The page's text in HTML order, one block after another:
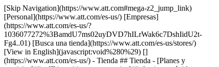
[Skip Navigation](https://www.att.com#mega-z2_jump_link) [Personal](https://www.att.com/es-us/) [Empresas](https://www.att.com/es-us/?1036077272%3BamdU7ms02uyDVD7hILrWak6c7DshIidU2t-Fg4..01) [Busca una tienda](https://www.att.com/es-us/stores/) [View in English](javascript:void%280%29) [](https://www.att.com/es-us/) - Tienda ## Tienda - [Planes y servicios](#) - [Dispositivos y accesorios](#) Acciones rápidas [Cambia](https://www.att.com/es-us/upgrade/) [Añade una línea](https://www.att.com/es-us/plans/add-a-line/) [Trae tu propio teléfono](https://www.att.com/es-us/wireless/byod/) [Cambia y ahorra](https://www.att.com/es-us/wireless/switch-and-save/) ### Paquetes - [Explorar paquetes](https://www.att.com/es-us/bundles/) - [AT&T OneConnect](https://www.att.com/es-us/oneconnect/) - [Internet + servicio móvil](https://www.att.com/es-us/bundles/internet-wireless/) - [Internet + teléfono residencial](https://www.att.com/es-us/home-phone/) - [Clientes 55+](https://www.att.com/es-us/bundles/55-plus-internet-wireless/) ### Móvil - [Explora servicio móvil](https://www.att.com/es-us/wireless/) - [Planes de teléfonos](https://www.att.com/es-us/plans/wireless/) - [Build-A-Plan](https://www.att.com/es-us/plans/build-a-plan/) - [Cobertura de la red](https://www.att.com/es-us/maps/wireless-coverage.html) - [Prepago](https://www.att.com/es-us/prepaid/) - [Adicionales internacionales](https://www.att.com/es-us/international/) - [Auto conectado](https://www.att.com/es-us/plans/connected-car/) ### Internet residencial - [Explora internet residencial](https://www.att.com/es-us/internet/) - [Ve la disponibilidad](https://www.att.com/es-us/buy/internet/plans/) - [AT&T Fiber](https://www.att.com/es-us/internet/fiber/) - [AT&T Internet Air](https://www.att.com/es-us/internet/internet-air/) - [Teléfono residencial](https://www.att.com/es-us/home-phone/services/) [__Ahorra a lo grande en todo__ __regreso a clases__ \ Ver ofertas](https://www.att.com/es-us/deals/back-to-school/) Últimas novedades [Samsung Galaxy Z Fold8](https://www.att.com/es-us/buy/phones/samsung-galaxy-z-fold8.html) [iPhone 17 Pro](https://www.att.com/es-us/buy/phones/apple-iphone-17-pro.html) [AirPods Pro 3](https://www.att.com/es-us/buy/accessories/Headphones/apple-airpods-pro-3.html) [Google Pixel 10 Pro](https://www.att.com/es-us/buy/phones/google-pixel-10-pro.html) ### Dispositivos - [Teléfonos](https://www.att.com/es-us/buy/phones/) - [Teléfonos prepagados](https://www.att.com/es-us/buy/prepaid-phones/) - [Tablets](https://www.att.com/es-us/buy/tablets/) - [Relojes inteligentes](https://www.att.com/es-us/buy/wearables/) - [Usado certificado de AT&T](https://www.att.com/es-us/buy/phones/browse/att-certified-preowned) ### Accesorios - [Ver todos los accesorios](https://www.att.com/es-us/accessories/) - [Estuches](https://www.att.com/es-us/buy/accessories/browse/cases/) - [Cargadores](https://www.att.com/es-us/buy/accessories/browse/chargers/) - [Protector para pantalla](https://www.att.com/es-us/buy/accessories/browse/screen-protectors/) - [Audífonos](https://www.att.com/es-us/buy/accessories/browse/headphones/) ### Brands - [Apple](https://www.att.com/es-us/buy/phones/browse/apple/) - [Samsung](https://www.att.com/es-us/buy/phones/browse/samsung/) - [Motorola](https://www.att.com/es-us/buy/phones/browse/motorola/) - [Google](https://www.att.com/es-us/buy/phones/browse/google/) - [Meta](https://www.att.com/es-us/buy/accessories/browse/all/meta/) [__Obtén el nuevo Samsung Galaxy Z Fold8 por $0 con intercambio elegible__ \ Compra ahora](https://www.att.com/es-us/buy/phones/samsung-galaxy-z-fold8.html) - Ofertas ## Ofertas - [Nuevos y destacados](#) - [Descuentos para clientes](#) Destacados [Ve todas las ofertas](https://www.att.com/es-us/deals/) [Ofertas de servicio móvil](https://www.att.com/es-us/deals/cell-phone-deals/) [Ofertas de internet](https://www.att.com/es-us/deals/internet/) [Ofertas de intercambio](https://www.att.com/es-us/buy/phones/browse/tradeinoffer/) [Sin ofertas de intercambio](https://www.att.com/es-us/buy/phones/browse/nontradeinoffer/) ### Ofertas de tendencia - [Samsung Galaxy](https://www.att.com/es-us/buy/phones/browse/samsung_hasdeals_value_nontradeinoffer_tradeinoffer/) - [Apple iPhone](https://www.att.com/es-us/buy/phones/browse/apple_hasdeals_value_nontradeinoffer_tradeinoffer/) - [Menos de $50](https://www.att.com/es-us/buy/accessories/browse/all/price-range-25-50_price-range-5-25_5-and-under/) - [Ofertas de regreso a clases](https://www.att.com/es-us/deals/back-to-school/) ### Ofertas de dispositivos y accesorios - [Teléfonos](https://www.att.com/es-us/buy/phones/browse/hasdeals_value_nontradeinoffer_tradeinoffer/) - [Teléfonos prepagados](https://www.att.com/es-us/buy/prepaid-phones/browse/hasdeals/) - [Tablets](https://www.att.com/es-us/buy/tablets/browse/hasdeals_nontradeinoffer/) - [Relojes inteligentes](https://www.att.com/es-us/buy/wearables/browse/hasdeals_nontradeinoffer/) - [Ofertas de accesorios](https://www.att.com/es-us/buy/accessories/browse/all/deals/) ### Suscripciones - [AT&T OneConnect](https://www.att.com/es-us/oneconnect/) [__Cámbiate a AT&T y averigua cómo obtener hasta $800 por línea para terminar tu contrato__ \ Compra ahora](https://www.att.com/es-us/buy/phones/) ### Descuentos por ocupación - [Empleados de empresas](https://www.att.com/es-us/verification/signaturehub/#employment) - [Militares y veteranos](https://www.att.com/es-us/offers/discount-program/military-discount/) - [Maestros](https://www.att.com/es-us/offers/discount-program/teacher/) - [Enfermeros y médicos](https://www.att.com/es-us/verification/signaturehub/#medical) - [Personal de emergencias activo](https://www.att.com/es-us/firstnetandfamily/) ### Descuentos por afiliación - [Clientes 55+](https://www.att.com/es-us/verification/signaturehub/#age) - [Personal retirado del servicio de emergencia](https://www.att.com/es-us/offers/discount-program/retired-responders/) - [Trabajadores de sindicatos](https://www.att.com/es-us/offers/discount-program/union-discount/) - [Estudiantes](https://www.att.com/es-us/verification/signaturehub/#student) ### Ahorros para socios - [Descuento con tarjeta de crédito](https://www.att.com/es-us/?1036077272%3BamdU7ms02uyDVD7hIidU2t-FgOyvGkzT7uyJVm497PywgLdW2iYTVis9IZcUaO3.z1) - [Beneficios y más](https://andmorebenefits.att.com/root-discovery) [__Maestros: ahorra hasta $150 por línea y hasta un 20% en planes__ \ Obtén detalles](https://www.att.com/es-us/offers/discount-program/teacher/) - La diferencia de AT&T ## La diferencia de AT&T - [Nuestra ventaja competitiva](#) - [Nuestros patrocinios](#) ### ¿Por qué elegirnos? - [Garantía AT&T](https://www.att.com/es-us/why-att/guarantee/) - [Por qué AT&T](https://www.att.com/es-us/why-att/) - [AT&T vs. T-Mobile y Verizon](https://www.att.com/es-us/wireless/switch-and-save/#compare-us) - [AT&T Fiber vs. Spectrum y Xfinity](https://www.att.com/es-us/internet/fiber/#compare-us) - [Prueba AT&T gratis](https://www.att.com/es-us/wireless/free-trial/) - [Cambia y ahorra](https://www.att.com/es-us/wireless/switch-and-save/) ### Cobertura excepcional - [Mapa de cobertura 5G](https://www.att.com/es-us/maps/wireless-coverage.html) - [Mapa de cobertura de fibra óptica](https://www.att.com/es-us/internet/fiber/coverage-map/) [__La mejor garantía de Estados Unidos__ \ Obtén detalles](https://www.att.com/es-us/why-att/guarantee/) ### Deportes - [Fútbol](https://www.att.com/es-us/sponsorship/soccer) - [Baloncesto](https://www.att.com/es-us/sponsorship/basketball) - [Golf](https://www.att.com/es-us/sponsorship/golf) ### Música, artes y cultura - [Música](https://www.att.com/es-us/sponsorship/music) [__La mejor garantía de Estados Unidos__ \ Obtén detalles](https://www.att.com/es-us/why-att/guarantee/) - Ayuda ## Ayuda - [Factura y cuenta](#) - [Móvil](#) - [Internet](#) Acciones rápidas [Ve toda la ayuda](https://www.att.com/es-us/support/) [Ver mi cuenta](https://www.att.com/es-us/acctmgmt/overview) [Centro de pagos](https://www.att.com/es-us/acctmgmt/mypaymentcenter) [Centro de facturación](https://www.att.com/es-us/acctmgmt/billing/mybillingcenter) ### Factura y pagos - [Comprende tu factura](https://www.att.com/es-us/support/my-account/understand-your-bill/) - [Averigua por qué tu factura cambió](https://www.att.com/es-us/support/article/my-account/KM1051879/) - [Configura y administra AutoPay](https://www.att.com/es-us/acctmgmt/mypaymentcenter?intent=MANAGEAUTOPAY) - [Ve las cuotas de los dispositivos](https://www.att.com/es-us/acctmgmt/payment/installmentplandetails) - [Pagar sin iniciar sesión](https://www.att.com/es-us/acctmgmt/fastpmt/fastpay) ### Cuenta - [Cambiar o restablecer contraseña](https://www.att.com/es-us/support/article/my-account/KM1008941/) - [Añade o elimina cuentas](https://www.att.com/es-us/support/article/my-account/KM1008925/) - [Traslada el servicio de internet](https://www.att.com/es-us/help/moving/) - [Ve tus pedidos y reclamaciones](https://www.att.com/es-us/orders/history) - [Más ayuda con la cuenta](https://www.att.com/es-us/support/my-account/) [__La mejor garantía de Estados Unidos__ \ Obtén detalles](https://www.att.com/es-us/why-att/guarantee/) Acciones rápidas [Administrar mi servicio móvil](https://www.att.com/es-us/acctmgmt/mywireless) [Rastrear mi pedido](https://www.att.com/es-us/orders/history) [Añade AT&T International Day Pass](https://www.att.com/es-us/acctmgmt/signin?intent=DEEPLINK&soc=IRRLHDF&level=CAT&source=ILC242589969&wtExtndSource=Megamenu) ### Mi dispositivo - [Verificar mi u